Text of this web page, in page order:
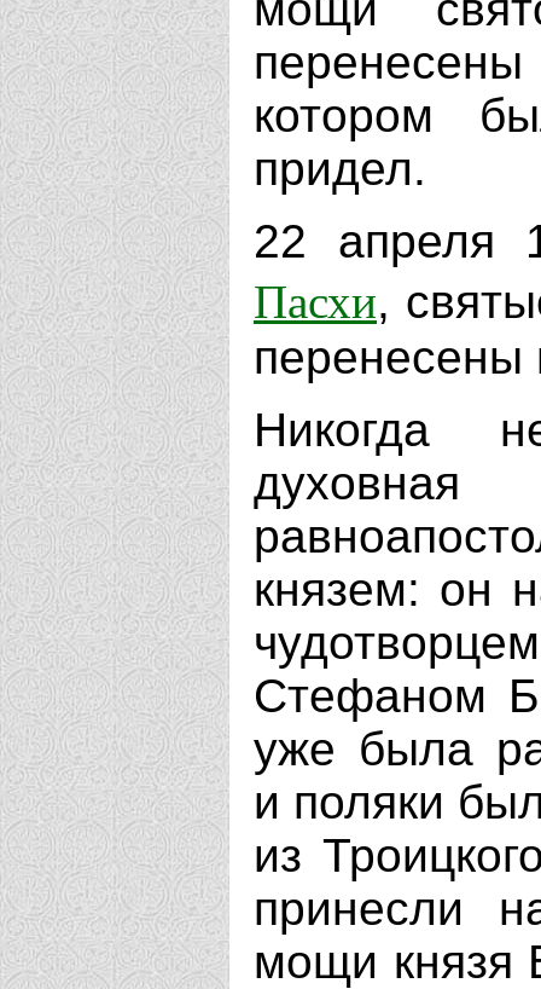
котором
придел.
22 апреля
Пасхи,
перенесены
Никогда
князем: он
Стефаном
уже была
и поляки
из
принесли
мощи князя